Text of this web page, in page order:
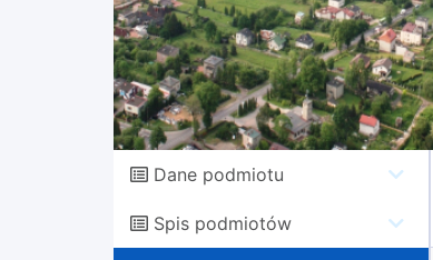
Dane podmiotu
Spis podmiotów